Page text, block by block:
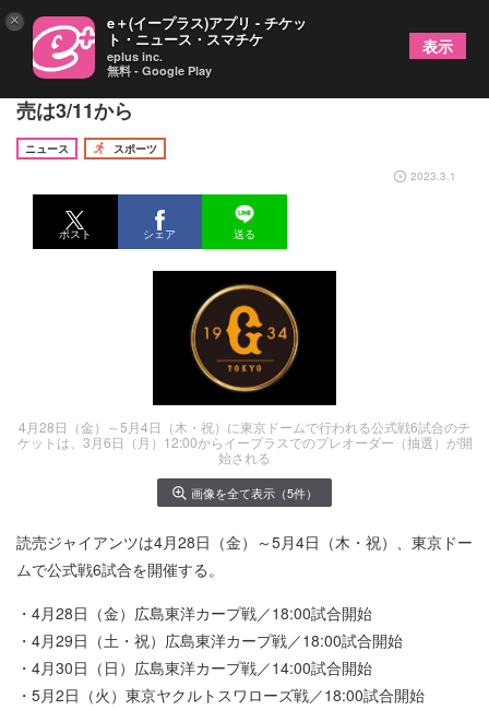
GWの巨人戦が3/6からプレオーダー開始！ 一般販
売は3/11から
ニュース
スポーツ
2023.3.1
ポスト シェア 送る
4月28日（金）～5月4日（木・祝）に東京ドームで行われる公式戦6試合のチ
ケットは、3月6日（月）12:00からイープラスでのプレオーダー（抽選）が開
始される
画像を全て表示（5件）
読売ジャイアンツは4月28日（金）～5月4日（木・祝）、東京ドー
ムで公式戦6試合を開催する。
・4月28日（金）広島東洋カープ戦／18:00試合開始
・4月29日（土・祝）広島東洋カープ戦／18:00試合開始
・4月30日（日）広島東洋カープ戦／14:00試合開始
・5月2日（火）東京ヤクルトスワローズ戦／18:00試合開始
× e＋(イープラス)アプリ - チケッ
ト・ニュース・スマチケ
eplus inc.
無料 - Google Play
表示